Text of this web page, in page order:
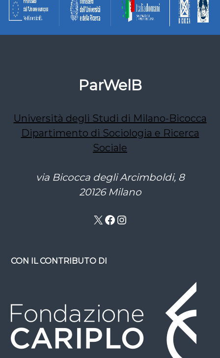
ParWelB
Università degli Studi di Milano-Bicocca
Dipartimento di Sociologia e Ricerca
Sociale
via Bicocca degli Arcimboldi, 8
20126 Milano
X Facebook Instagram
CON IL CONTRIBUTO DI